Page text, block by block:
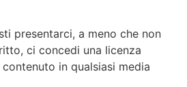
presentarci, a meno che non
ci concedi una licenza
in qualsiasi media